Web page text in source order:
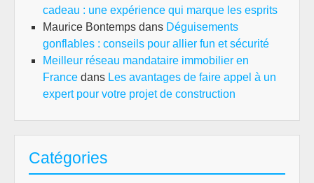
cadeau : une expérience qui marque les esprits
Maurice Bontemps dans Déguisements
gonflables : conseils pour allier fun et sécurité
Meilleur réseau mandataire immobilier en
France dans Les avantages de faire appel à un
expert pour votre projet de construction
Catégories